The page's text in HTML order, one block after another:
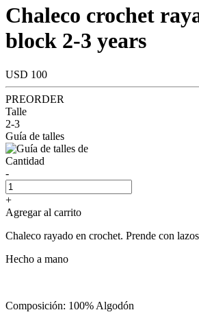
Chaleco crochet
block 2-3 years
USD 100
PREORDER
Talle
2-3
Guía de talles
Cantidad
-
+
Agregar al carrito
Chaleco rayado en crochet. Prende con
Hecho a mano
Composición: 100% Algodón